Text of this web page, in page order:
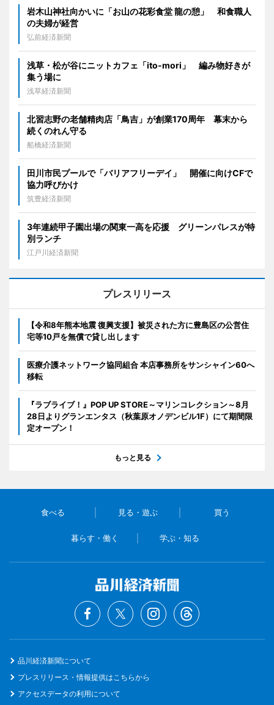
岩木山神社向かいに「お山の花彩食堂 龍の憩」 和食職人
の夫婦が経営
弘前経済新聞
浅草・松が谷にニットカフェ「ito-mori」 編み物好きが
集う場に
浅草経済新聞
北習志野の老舗精肉店「鳥吉」が創業170周年 幕末から
続くのれん守る
船橋経済新聞
田川市民プールで「バリアフリーデイ」 開催に向けCFで
協力呼びかけ
筑豊経済新聞
3年連続甲子園出場の関東一高を応援 グリーンパレスが特
別ランチ
江戸川経済新聞
プレスリリース
【令和8年熊本地震 復興支援】被災された方に豊島区の公営住
宅等10戸を無償で貸し出します
医療介護ネットワーク協同組合 本店事務所をサンシャイン60へ
移転
『ラブライブ！』POP UP STORE～マリンコレクション～8月
28日よりグランエンタス（秋葉原オノデンビル1F）にて期間限
定オープン！
もっと見る
食べる 見る・遊ぶ 買う
暮らす・働く 学ぶ・知る
品川経済新聞について
プレスリリース・情報提供はこちらから
アクセスデータの利用について